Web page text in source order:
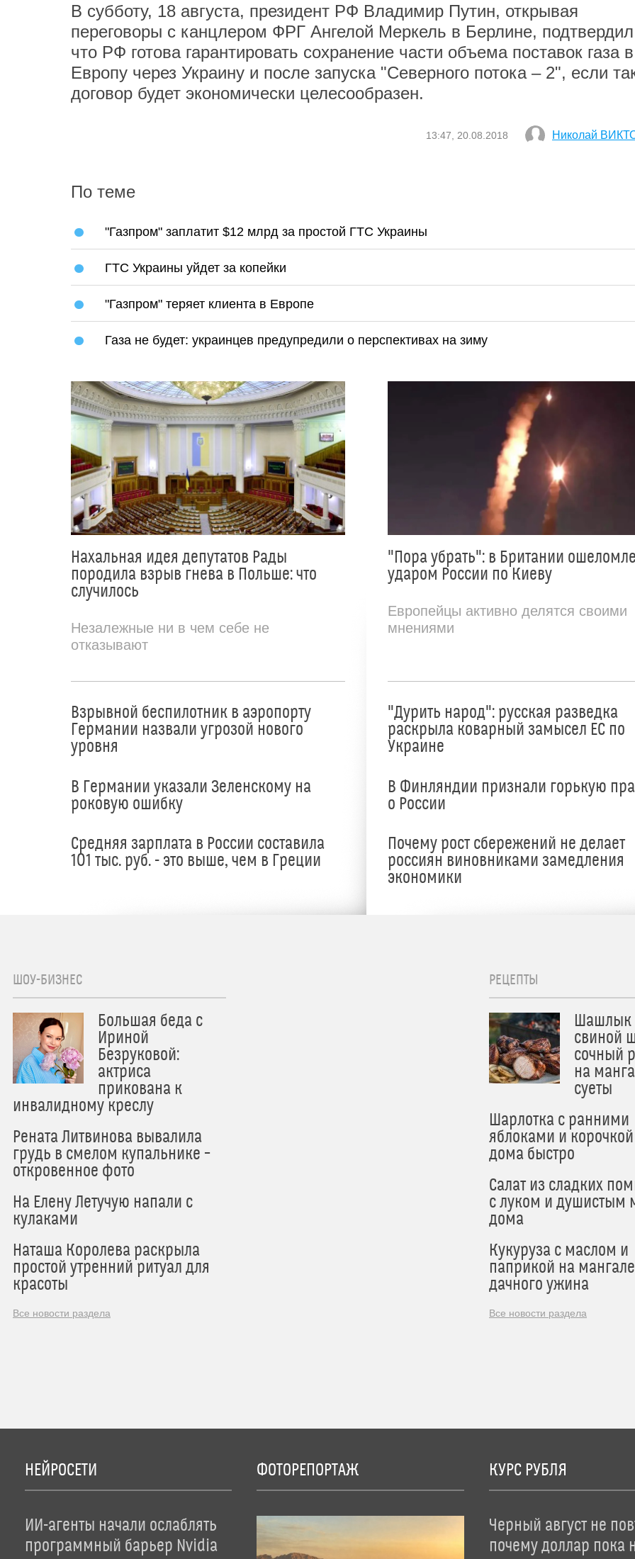
В субботу, 18 августа, президент РФ Владимир Путин, открывая
переговоры с канцлером ФРГ Ангелой Меркель в Берлине,
что РФ готова гарантировать сохранение части объема поставок газа в
Европу через Украину и после запуска "Северного потока – 2", если
договор будет экономически целесообразен.
13:47, 20.08.2018 Николай
По теме
"Газпром" заплатит $12 млрд за простой ГТС Украины
ГТС Украины уйдет за копейки
"Газпром" теряет клиента в Европе
Газа не будет: украинцев предупредили о перспективах на зиму
Нахальная идея депутатов Рады
породила взрыв гнева в Польше: что
случилось
Незалежные ни в чем себе не
отказывают
Взрывной беспилотник в аэропорту
Германии назвали угрозой нового
уровня
В Германии указали Зеленскому на
роковую ошибку
Средняя зарплата в России составила
101 тыс. руб. - это выше, чем в Греции
"Пора убрать": в Британии
ударом России по Киеву
Европейцы активно делятся своими
мнениями
"Дурить народ": русская разведка
раскрыла коварный замысел ЕС по
Украине
В Финляндии признали горькую
о России
Почему рост сбережений не делает
россиян виновниками замедления
экономики
ШОУ-БИЗНЕС
Большая беда с
Ириной
Безруковой:
актриса
прикована к
инвалидному креслу
Рената Литвинова вывалила
грудь в смелом купальнике –
откровенное фото
На Елену Летучую напали с
кулаками
Наташа Королева раскрыла
простой утренний ритуал для
красоты
Все новости раздела
РЕЦЕПТЫ
Шашлык
свиной
сочный
на
суеты
Шарлотка с ранними
яблоками и
дома быстро
Салат из сладких
с луком и душистым
дома
Кукуруза с маслом и
паприкой на
дачного ужина
Все новости раздела
НЕЙРОСЕТИ
ИИ-агенты начали ослаблять
программный барьер Nvidia
ФОТОРЕПОРТАЖ КУРС РУБЛЯ
Черный август не
почему доллар пока